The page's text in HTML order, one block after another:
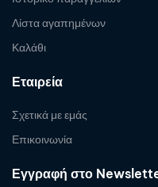
Λίστα αγαπημένων
Καλάθι
Εταιρεία
Σχετικά με εμάς
Επικοινωνία
Εγγραφή στο